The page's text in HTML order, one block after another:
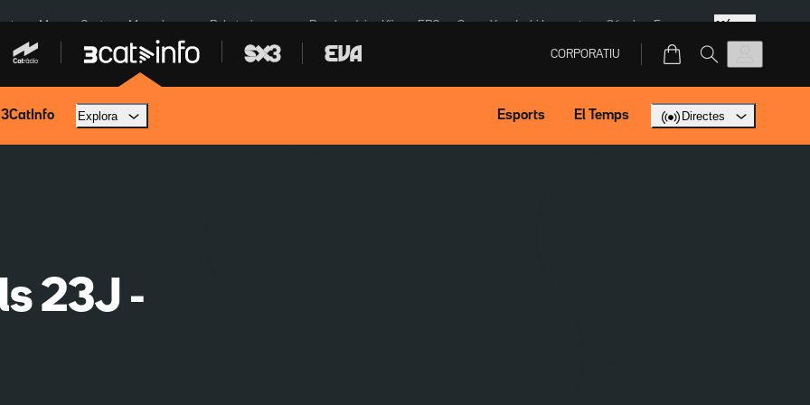
Menors Ceuta Mercabarna Robatoris coure Bombardejos Kíiv ERC SpaceX Isaki Lacuesta Sánchez Europa Més
CORPORATIU
3CatInfo Explora Esports El Temps Directes
23J -